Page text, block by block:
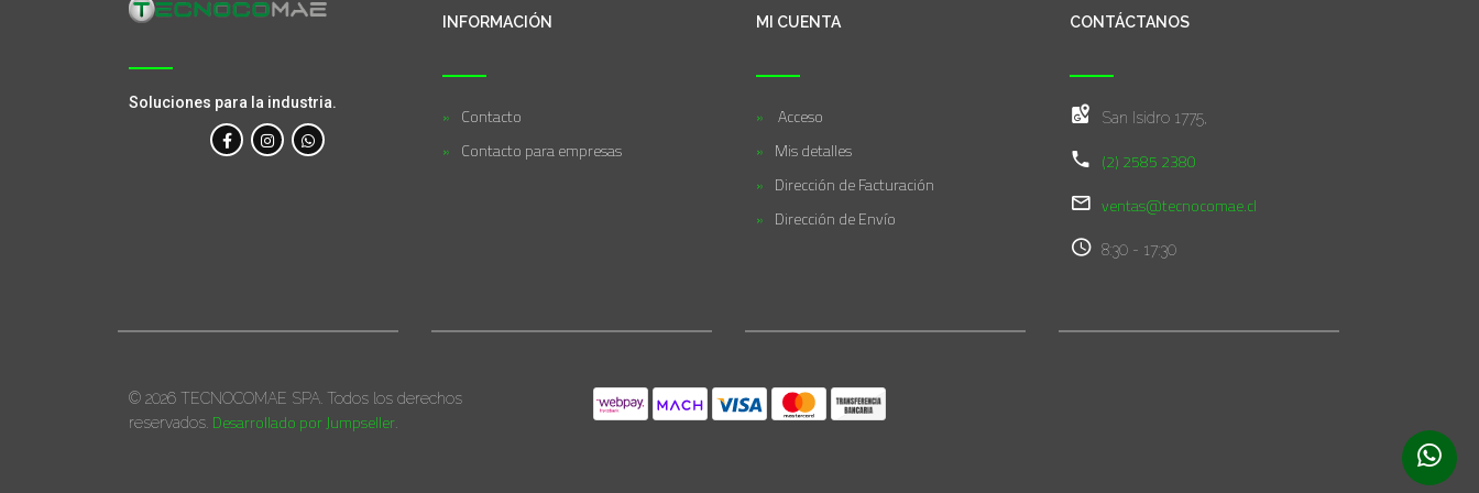
Soluciones para la industria.
INFORMACIÓN
Contacto
Contacto para empresas
MI CUENTA
Acceso
Mis detalles
Dirección de Facturación
Dirección de Envío
CONTÁCTANOS
San Isidro 1775,
(2) 2585 2380
ventas@tecnocomae.cl
8:30 - 17:30
© 2026 TECNOCOMAE SPA. Todos los derechos
reservados. Desarrollado por Jumpseller